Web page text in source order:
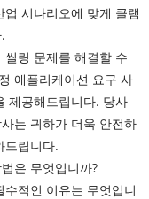
시나리오에 맞게 클램
링 문제를 해결할 수
애플리케이션 요구 사
제공해드립니다. 당사
는 귀하가 더욱 안전하
드립니다.
은 무엇입니까?
적인 이유는 무엇입니